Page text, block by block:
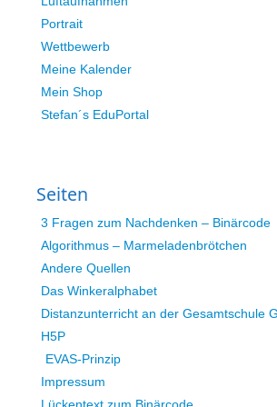
Portrait
Wettbewerb
Meine Kalender
Mein Shop
Stefan´s EduPortal
Seiten
3 Fragen zum Nachdenken – Binärcode
Algorithmus – Marmeladenbrötchen
Andere Quellen
Das Winkeralphabet
Distanzunterricht an der Gesamtschule
H5P
EVAS-Prinzip
Impressum
Lückentext zum Binärcode